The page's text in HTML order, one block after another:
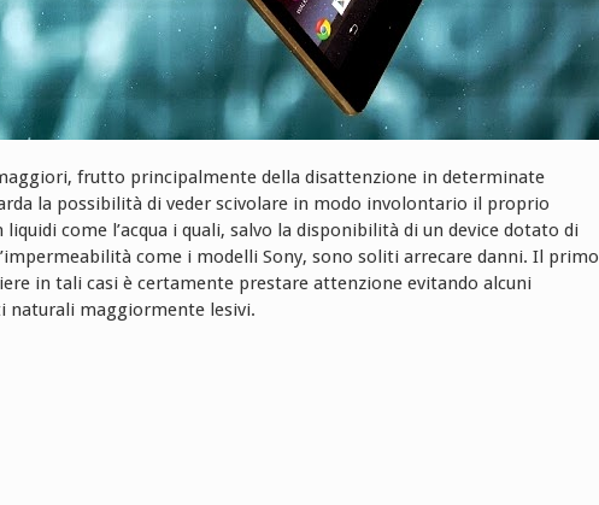
frutto principalmente della disattenzione in determinate
la possibilità di veder scivolare in modo involontario il proprio
come l’acqua i quali, salvo la disponibilità di un device dotato di
come i modelli Sony, sono soliti arrecare danni. Il primo
in tali casi è certamente prestare attenzione evitando alcuni
naturali maggiormente lesivi.